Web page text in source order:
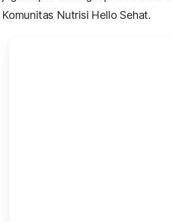
Komunitas Nutrisi Hello Sehat.